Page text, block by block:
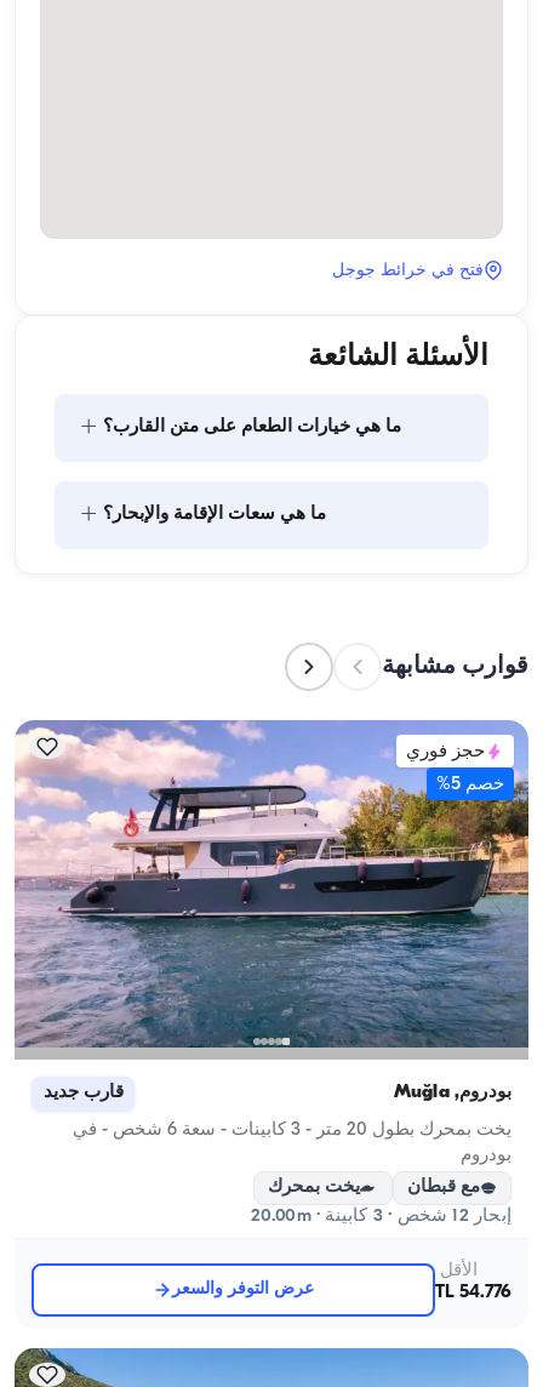
فتح في خرائط جوجل
الأسئلة الشائعة
ما هي خيارات الطعام على متن القارب؟ +
ما هي سعات الإقامة والإبحار؟ +
للإيجارات اليومية، فتنطبق سعة الإبحار.
قوارب مشابهة
حجز فوري
خصم 5%
بودروم, Muğla قارب جديد
يخت بمحرك بطول 20 متر - 3 كابينات - سعة 6 شخص - في
بودروم
مع قبطان
يخت بمحرك
إبحار 12 شخص · 3 كابينة · 20.00m
الأقل
54.776 TL
عرض التوفر والسعر